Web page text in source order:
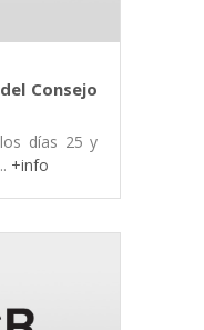
Consejo
días 25 y
+info